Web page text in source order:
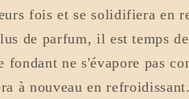
fois et se solidifiera en
de parfum, il est temps de
ne s'évapore pas
à nouveau en refroidissant.